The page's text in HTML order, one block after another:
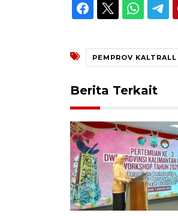
PEMPROV KALTRALL
Berita Terkait